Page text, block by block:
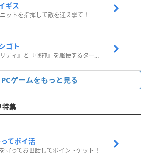
ギス
ットを指揮して敵を迎え撃て！
ゴト
武器の『アビリティ』と『戦神』を駆使するターン制コマンドバトルRPG！
PCゲームをもっと見る
特集
てポイ活
守ってお世話してポイントゲット！